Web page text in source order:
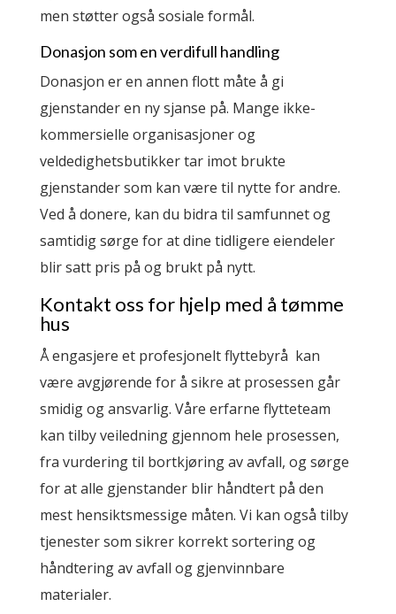
men støtter også sosiale formål.
Donasjon som en verdifull handling
Donasjon er en annen flott måte å gi
gjenstander en ny sjanse på. Mange ikke-
kommersielle organisasjoner og
veldedighetsbutikker tar imot brukte
gjenstander som kan være til nytte for andre.
Ved å donere, kan du bidra til samfunnet og
samtidig sørge for at dine tidligere eiendeler
blir satt pris på og brukt på nytt.
Kontakt oss for hjelp med å tømme
hus
Å engasjere et profesjonelt flyttebyrå kan
være avgjørende for å sikre at prosessen går
smidig og ansvarlig. Våre erfarne flytteteam
kan tilby veiledning gjennom hele prosessen,
fra vurdering til bortkjøring av avfall, og sørge
for at alle gjenstander blir håndtert på den
mest hensiktsmessige måten. Vi kan også tilby
tjenester som sikrer korrekt sortering og
håndtering av avfall og gjenvinnbare
materialer.